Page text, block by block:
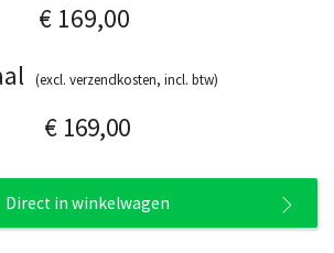
€ 169,00
(excl. verzendkosten, incl. btw)
€ 169,00
Direct in winkelwagen